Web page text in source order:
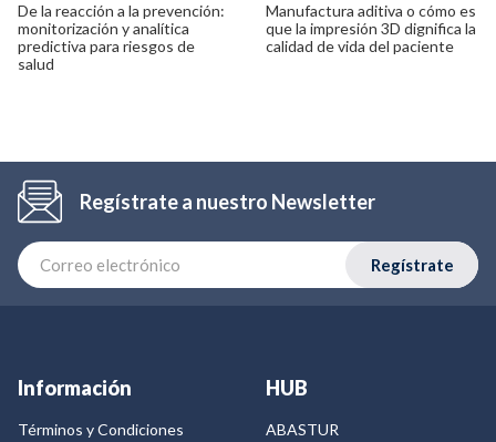
De la reacción a la prevención:
monitorización y analítica
predictiva para riesgos de
salud
Manufactura aditiva o cómo es
que la impresión 3D dignifica la
calidad de vida del paciente
Regístrate a nuestro Newsletter
Regístrate
Información
Términos y Condiciones
HUB
ABASTUR